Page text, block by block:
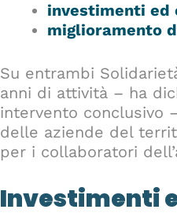
investimenti ed
miglioramento
Su entrambi
anni di attività – ha
intervento conclusivo
delle aziende del
per i collaboratori
Investimenti